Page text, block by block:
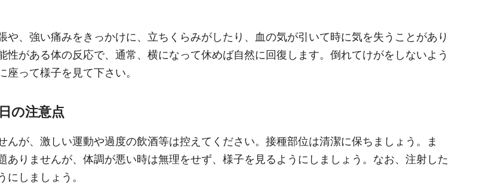
や、強い痛みをきっかけに、立ちくらみがしたり、血の気が引いて時に気を失うことがあり
性がある体の反応で、通常、横になって休めば自然に回復します。倒れてけがをしないよう
座って様子を見て下さい。
の注意点
んが、激しい運動や過度の飲酒等は控えてください。接種部位は清潔に保ちましょう。ま
ありませんが、体調が悪い時は無理をせず、様子を見るようにしましょう。なお、注射した
にしましょう。